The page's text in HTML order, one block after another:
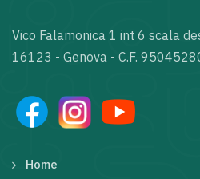
Vico Falamonica 1 int 6 scala
16123 - Genova - C.F.
Home